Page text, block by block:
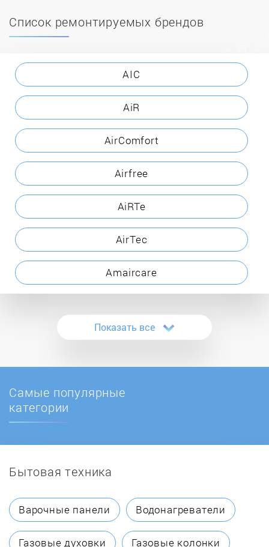
Список ремонтируемых брендов
AIC
AiR
AirComfort
Airfree
AiRTe
AirTec
Amaircare
Ballu
BASEUS
Crane
Cyclone
Показать все
Самые популярные
категории
Бытовая техника
Варочные панели Водонагреватели
Газовые духовки Газовые колонки